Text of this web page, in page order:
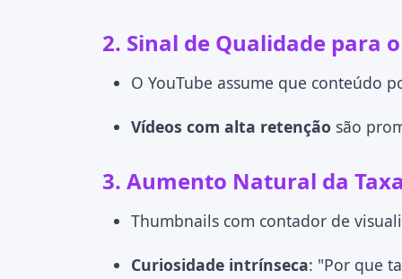
2. Sinal de Qualidade para
O YouTube assume que conteúdo
Vídeos com alta retenção são
3. Aumento Natural da
Thumbnails com contador de
Curiosidade intrínseca: "Por que